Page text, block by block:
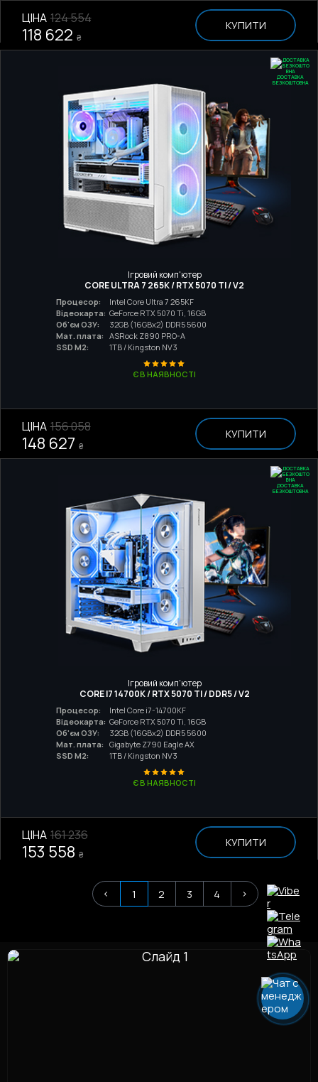
ЦІНА 124 554
118 622 ₴
КУПИТИ
ДОСТАВКА
БЕЗКОШТОВНА
Ігровий комп'ютер
CORE ULTRA 7 265K / RTX 5070 TI / V2
Процесор:
Intel Core Ultra 7 265KF
Відеокарта: GeForce RTX 5070 Ti, 16GB
Об'єм ОЗУ:
32GB (16GBx2) DDR5 5600
Мат. плата:
ASRock Z890 PRO-A
SSD M2:
1TB / Kingston NV3
Є В НАЯВНОСТІ
ЦІНА 156 058
148 627 ₴
КУПИТИ
ДОСТАВКА
БЕЗКОШТОВНА
Ігровий комп'ютер
CORE I7 14700K / RTX 5070 TI / DDR5 / V2
Процесор:
Intel Core i7-14700KF
Відеокарта: GeForce RTX 5070 Ti, 16GB
Об'єм ОЗУ:
32GB (16GBx2) DDR5 5600
Мат. плата:
Gigabyte Z790 Eagle AX
SSD M2:
1TB / Kingston NV3
Є В НАЯВНОСТІ
ЦІНА 161 236
153 558 ₴
КУПИТИ
< 1 2 3 4 >